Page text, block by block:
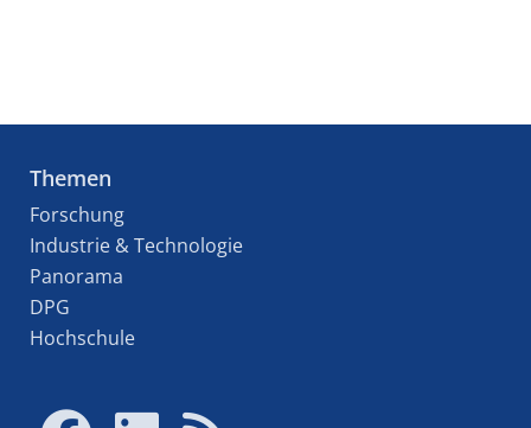
Themen
Forschung
Industrie & Technologie
Panorama
DPG
Hochschule